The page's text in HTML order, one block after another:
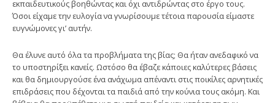
εκπαιδευτικούς βοηθώντας και όχι αντιδρώντας στο έργο τους.
Όσοι είχαμε την ευλογία να γνωρίσουμε τέτοια παρουσία είμαστε
ευγνώμονες γι’ αυτήν.
Θα έλυνε αυτό όλα τα προβλήματα της βίας; Θα ήταν ανεδαφικό να
το υποστηρίξει κανείς. Ωστόσο θα έβαζε κάποιες καλύτερες βάσεις
και θα δημιουργούσε ένα ανάχωμα απέναντι στις ποικίλες αρνητικές
επιδράσεις που δέχονται τα παιδιά από την κούνια τους ακόμη. Και